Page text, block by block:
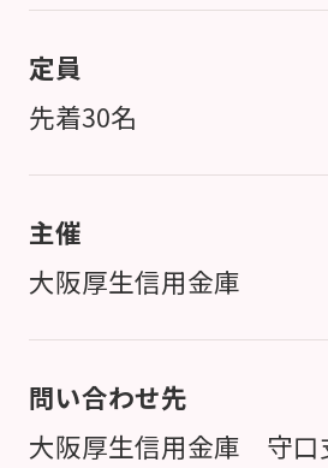
定員
先着30名
主催
大阪厚生信用金庫
問い合わせ先
大阪厚生信用金庫 守